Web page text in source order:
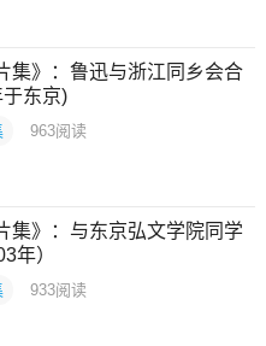
集》：鲁迅与浙江同乡会合
东京)
963阅读
集》：与东京弘文学院同学
年）
933阅读